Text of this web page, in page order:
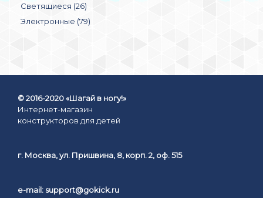
Светящиеся (26)
Электронные (79)
© 2016-2020 «Шагай в ногу!»
Интернет-магазин
конструкторов для детей
г. Москва, ул. Пришвина, 8, корп. 2, оф. 515
e-mail: support@gokick.ru